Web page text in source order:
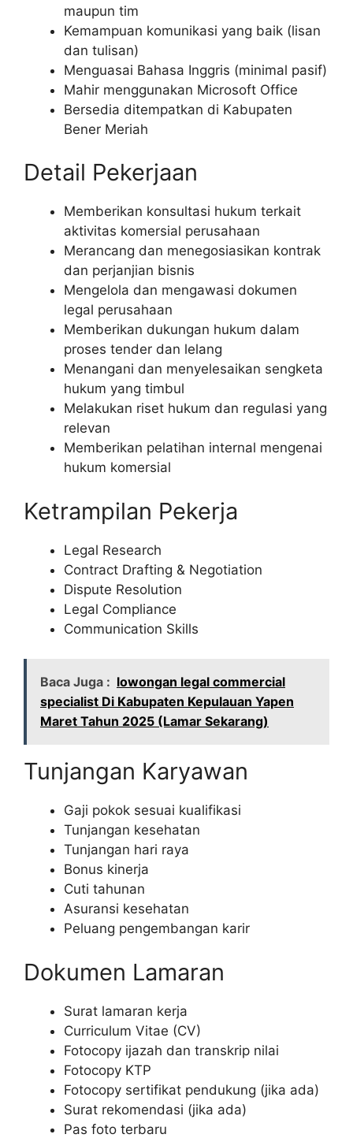
maupun tim
Kemampuan komunikasi yang baik (lisan
dan tulisan)
Menguasai Bahasa Inggris (minimal pasif)
Mahir menggunakan Microsoft Office
Bersedia ditempatkan di Kabupaten
Bener Meriah
Detail Pekerjaan
Memberikan konsultasi hukum terkait
aktivitas komersial perusahaan
Merancang dan menegosiasikan kontrak
dan perjanjian bisnis
Mengelola dan mengawasi dokumen
legal perusahaan
Memberikan dukungan hukum dalam
proses tender dan lelang
Menangani dan menyelesaikan sengketa
hukum yang timbul
Melakukan riset hukum dan regulasi yang
relevan
Memberikan pelatihan internal mengenai
hukum komersial
Ketrampilan Pekerja
Legal Research
Contract Drafting & Negotiation
Dispute Resolution
Legal Compliance
Communication Skills
Baca Juga : lowongan legal commercial
specialist Di Kabupaten Kepulauan Yapen
Maret Tahun 2025 (Lamar Sekarang)
Tunjangan Karyawan
Gaji pokok sesuai kualifikasi
Tunjangan kesehatan
Tunjangan hari raya
Bonus kinerja
Cuti tahunan
Asuransi kesehatan
Peluang pengembangan karir
Dokumen Lamaran
Surat lamaran kerja
Curriculum Vitae (CV)
Fotocopy ijazah dan transkrip nilai
Fotocopy KTP
Fotocopy sertifikat pendukung (jika ada)
Surat rekomendasi (jika ada)
Pas foto terbaru